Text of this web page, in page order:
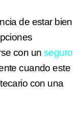
de estar bien
con unseguro
cuando este
con una